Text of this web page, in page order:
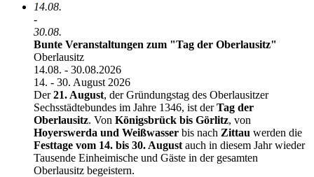
14.08.
-
30.08.
Bunte Veranstaltungen zum "Tag der Oberlausitz"
Oberlausitz
14.08. - 30.08.2026
14. - 30. August 2026
Der21. August, der Gründungstag des Oberlausitzer
Sechsstädtebundes im Jahre 1346, ist derTag der
Oberlausitz. Von Königsbrück bis Görlitz, von
Hoyerswerda und Weißwasser bis nach Zittau werden die
Festtage vom 14. bis 30. August auch in diesem Jahr wieder
Tausende Einheimische und Gäste in der gesamten
Oberlausitz begeistern.